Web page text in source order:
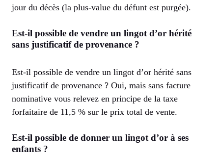
jour du décès (la plus-value du défunt est purgée).
Est-il possible de vendre un lingot d’or hérité
sans justificatif de provenance ?
Est-il possible de vendre un lingot d’or hérité sans
justificatif de provenance ? Oui, mais sans facture
nominative vous relevez en principe de la taxe
forfaitaire de 11,5 % sur le prix total de vente.
Est-il possible de donner un lingot d’or à ses
enfants ?